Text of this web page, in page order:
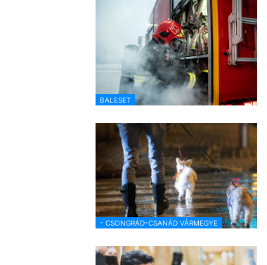
BALESET
- CSONGRÁD-CSANÁD VÁRMEGYE